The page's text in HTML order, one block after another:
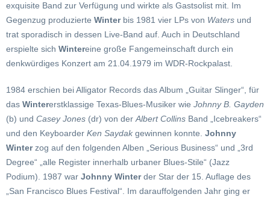
exquisite Band zur Verfügung und wirkte als Gastsolist mit. Im
Gegenzug produzierte Winterbis 1981 vier LPs von Waters und
trat sporadisch in dessen Live-Band auf. Auch in Deutschland
erspielte sich Wintereine große Fangemeinschaft durch ein
denkwürdiges Konzert am 21.04.1979 im WDR-Rockpalast.
1984 erschien bei Alligator Records das Album „Guitar Slinger“, für
das Wintererstklassige Texas-Blues-Musiker wie Johnny B. Gayden
(b) und Casey Jones (dr) von der Albert Collins Band „Icebreakers“
und den Keyboarder Ken Saydak gewinnen konnte. Johnny
Winterzog auf den folgenden Alben „Serious Business“ und „3rd
Degree“ „alle Register innerhalb urbaner Blues-Stile“ (Jazz
Podium). 1987 war Johnny Winterder Star der 15. Auflage des
„San Francisco Blues Festival“. Im darauffolgenden Jahr ging er